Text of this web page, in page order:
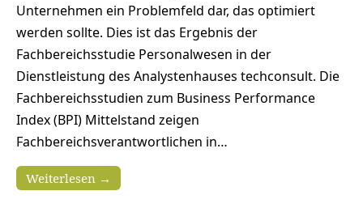
Unternehmen ein Problemfeld dar, das optimiert
werden sollte. Dies ist das Ergebnis der
Fachbereichsstudie Personalwesen in der
Dienstleistung des Analystenhauses techconsult. Die
Fachbereichsstudien zum Business Performance
Index (BPI) Mittelstand zeigen
Fachbereichsverantwortlichen in…
Weiterlesen →